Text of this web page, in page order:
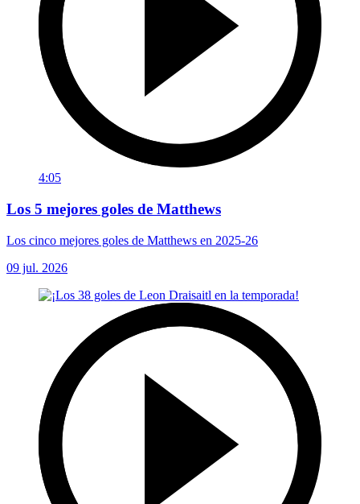
4:05
Los 5 mejores goles de Matthews
Los cinco mejores goles de Matthews en 2025-26
09 jul. 2026